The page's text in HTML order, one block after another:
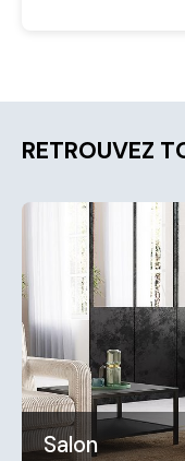
RETROUVEZ
Salon